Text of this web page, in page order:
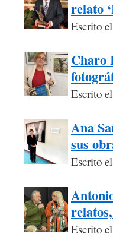
relato
Escrito el
Charo
Escrito el
Ana
sus
Escrito el
Escrito el